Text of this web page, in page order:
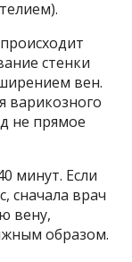
стенки
вен.
варикозного
не прямое
минут. Если
сначала врач
вену,
образом.